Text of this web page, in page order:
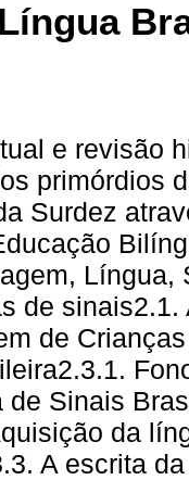
Língua
e revisão
primórdios
Surdez
de
de
Sinais
da
A escrita